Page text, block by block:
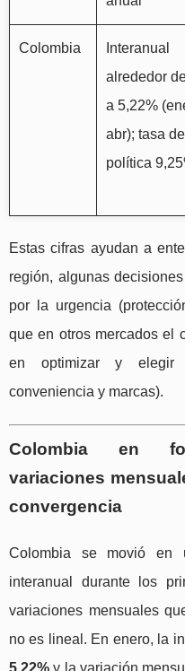
Colombia
Interanual
alrededor
a 5,22%
abr); tasa de
política
Estas cifras ayudan a
región, algunas
por la urgencia
que en otros mercados el
en optimizar y elegir
conveniencia y marcas).
Colombia en
variaciones
convergencia
Colombia se movió en
interanual durante los
variaciones mensuales
no es lineal. En enero, la